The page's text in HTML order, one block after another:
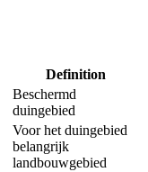
Definition
Beschermd
duingebied
Voor het duingebied
belangrijk
landbouwgebied